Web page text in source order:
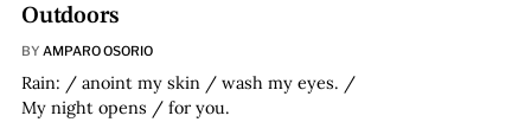
Outdoors
BY AMPARO OSORIO
Rain: / anoint my skin / wash my eyes. /
My night opens / for you.